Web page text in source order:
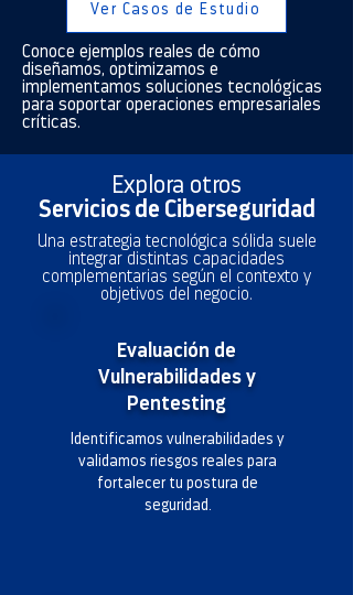
Ver Casos de Estudio
Conoce ejemplos reales de cómo
diseñamos, optimizamos e
implementamos soluciones tecnológicas
para soportar operaciones empresariales
críticas.
Explora otros
Servicios de Ciberseguridad
Una estrategia tecnológica sólida suele
integrar distintas capacidades
complementarias según el contexto y
objetivos del negocio.
Evaluación de
Vulnerabilidades y
Pentesting
Identificamos vulnerabilidades y
validamos riesgos reales para
fortalecer tu postura de
seguridad.